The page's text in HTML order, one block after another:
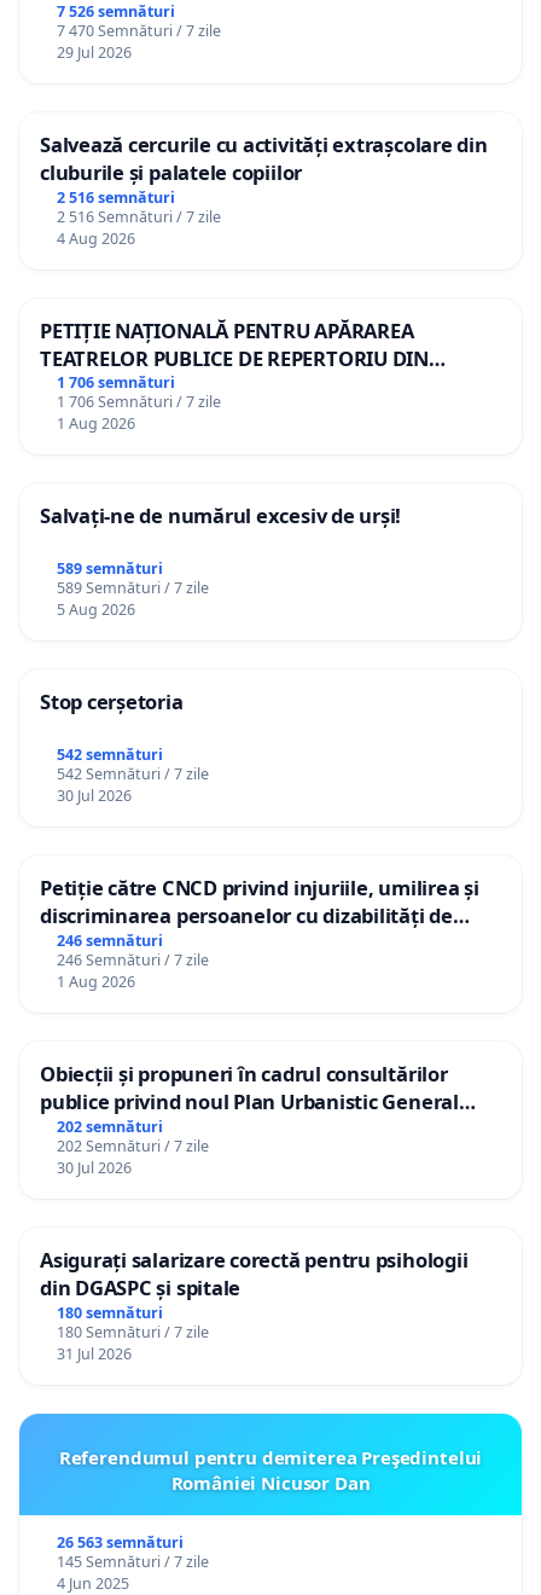
7 526 semnături
7 470 Semnături / 7 zile
29 Jul 2026
Salvează cercurile cu activități extrașcolare din
cluburile și palatele copiilor
2 516 semnături
2 516 Semnături / 7 zile
4 Aug 2026
PETIȚIE NAȚIONALĂ PENTRU APĂRAREA
TEATRELOR PUBLICE DE REPERTORIU DIN
ROMÂNIA
1 706 semnături
1 706 Semnături / 7 zile
1 Aug 2026
Salvați-ne de numărul excesiv de urși!
589 semnături
589 Semnături / 7 zile
5 Aug 2026
Stop cerșetoria
542 semnături
542 Semnături / 7 zile
30 Jul 2026
Petiție către CNCD privind injuriile, umilirea și
discriminarea persoanelor cu dizabilități de
către utilizatorul TikTok „Gorici”
246 semnături
246 Semnături / 7 zile
1 Aug 2026
Obiecții și propuneri în cadrul consultărilor
publice privind noul Plan Urbanistic General
(PUG) Ialoveni
202 semnături
202 Semnături / 7 zile
30 Jul 2026
Asigurați salarizare corectă pentru psihologii
din DGASPC și spitale
180 semnături
180 Semnături / 7 zile
31 Jul 2026
Referendumul pentru demiterea Preşedintelui
României Nicusor Dan
26 563 semnături
145 Semnături / 7 zile
4 Jun 2025